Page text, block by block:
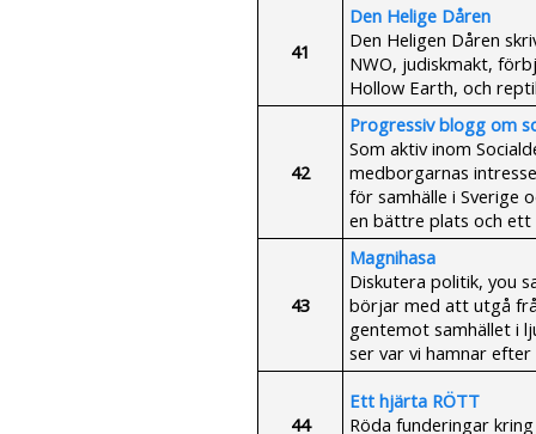
41
Den Helige Dåren
Den Heligen Dåren
NWO, judiskmakt,
Hollow Earth, och
42
Progressiv blogg om
Som aktiv inom
medborgarnas
för samhälle i Sverige
en bättre plats och
43
Magnihasa
Diskutera politik, you
börjar med att utgå
gentemot samhället i
ser var vi hamnar
44
Ett hjärta RÖTT
Röda funderingar